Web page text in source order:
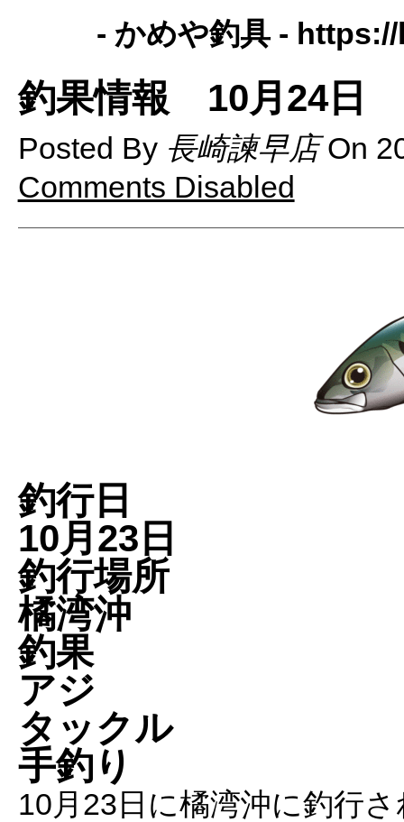
- かめや釣具 -
釣果情報 10月24日
Posted By 長崎諫早店On
Comments Disabled
釣行日
10月23日
釣行場所
橘湾沖
釣果
アジ
タックル
手釣り
10月23日に橘湾沖に釣行